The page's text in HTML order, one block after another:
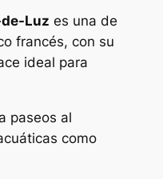
Luz es una de
francés, con su
ideal para
paseos al
como